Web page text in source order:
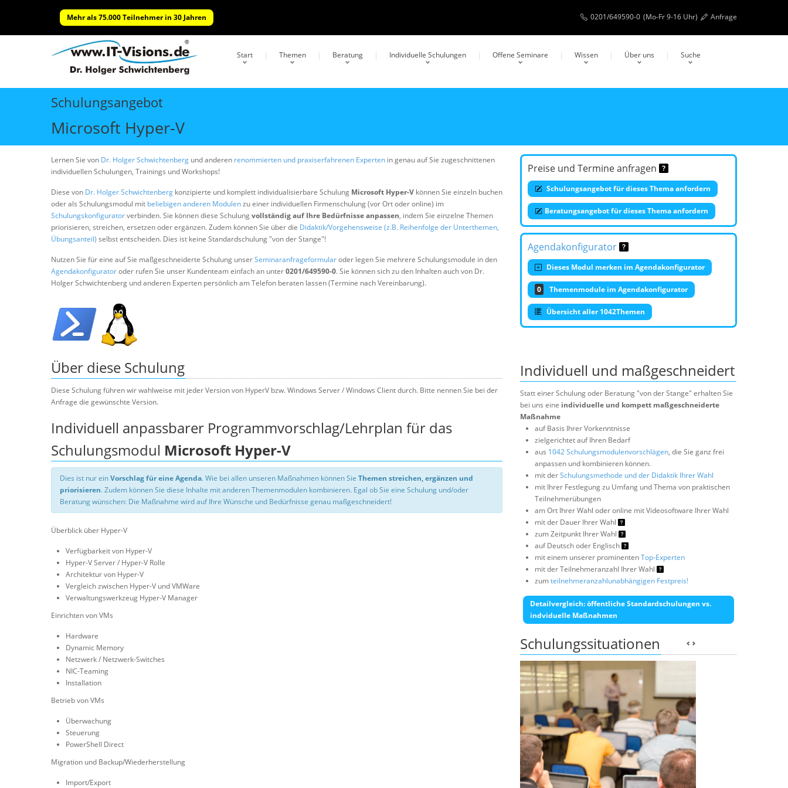
Mehr als 75.000 Teilnehmer in 30 Jahren 0201/649590-0 (Mo-Fr 9-16 Uhr) Anfrage
Start Themen Beratung Individuelle Schulungen Offene Seminare Wissen Über uns Suche
Schulungsangebot
Microsoft Hyper-V
Lernen Sie von Dr. Holger Schwichtenberg und anderen renommierten und praxiserfahrenen Experten in genau auf Sie zugeschnittenen
individuellen Schulungen, Trainings und Workshops!
Diese von Dr. Holger Schwichtenberg konzipierte und komplett individualisierbare Schulung Microsoft Hyper-V können Sie einzeln buchen
oder als Schulungsmodul mit beliebigen anderen Modulenzu einer individuellen Firmenschulung (vor Ort oder online) im
Schulungskonfiguratorverbinden. Sie können diese Schulungvollständig auf Ihre Bedürfnisse anpassen, indem Sie einzelne Themen
priorisieren, streichen, ersetzen oder ergänzen. Zudem können Sie über die Didaktik/Vorgehensweise (z.B. Reihenfolge der Unterthemen,
Übungsanteil) selbst entscheiden. Dies ist keine Standardschulung "von der Stange"!
Nutzen Sie für eine auf Sie maßgeschneiderte Schulung unserSeminaranfrageformularoder legen Sie mehrere Schulungsmodule in den
Agendakonfiguratoroder rufen Sie unser Kundenteam einfach an unter0201/649590-0. Sie können sich zu den Inhalten auch von Dr.
Holger Schwichtenberg und anderen Experten persönlich am Telefon beraten lassen (Termine nach Vereinbarung).
Preise und Termine anfragen
Schulungsangebot für dieses Thema anfordern
Beratungsangebot für dieses Thema anfordern
Agendakonfigurator
Dieses Modul merken im Agendakonfigurator
0 Themenmodule im Agendakonfigurator
Übersicht aller 1042Themen
Über diese Schulung
Diese Schulung führen wir wahlweise mit jeder Version von HyperV bzw. Windows Server / Windows Client durch. Bitte nennen Sie bei der
Anfrage die gewünschte Version.
Individuell anpassbarer Programmvorschlag/Lehrplan für das
Schulungsmodul Microsoft Hyper-V
Dies ist nur einVorschlag für eine Agenda. Wie bei allen unseren Maßnahmen können Sie Themen streichen, ergänzen und
priorisieren. Zudem können Sie diese Inhalte mit anderen Themenmodulen kombinieren. Egal ob Sie eine Schulung und/oder
Beratung wünschen: Die Maßnahme wird auf Ihre Wünsche und Bedürfnisse genau maßgeschneidert!
Überblick über Hyper-V
Verfügbarkeit von Hyper-V
Hyper-V Server / Hyper-V Rolle
Architektur von Hyper-V
Vergleich zwischen Hyper-V und VMWare
Verwaltungswerkzeug Hyper-V Manager
Einrichten von VMs
Hardware
Dynamic Memory
Netzwerk / Netzwerk-Switches
NIC-Teaming
Installation
Betrieb von VMs
Überwachung
Steuerung
PowerShell Direct
Migration und Backup/Wiederherstellung
Import/Export
Individuell und maßgeschneidert
Statt einer Schulung oder Beratung "von der Stange" erhalten Sie
bei uns eine individuelle und kompett maßgeschneiderte
Maßnahme
auf Basis Ihrer Vorkenntnisse
zielgerichtet auf Ihren Bedarf
aus 1042 Schulungsmodulenvorschlägen, die Sie ganz frei
anpassen und kombinieren können.
mit derSchulungsmethode und der Didaktik Ihrer Wahl
mit Ihrer Festlegung zu Umfang und Thema von praktischen
Teilnehmerübungen
am Ort Ihrer Wahl oder online mit Videosoftware Ihrer Wahl
mit der Dauer Ihrer Wahl
zum Zeitpunkt Ihrer Wahl
auf Deutsch oder Englisch
mit einem unserer prominentenTop-Experten
mit der Teilnehmeranzahl Ihrer Wahl
zumteilnehmeranzahlunabhängigen Festpreis!
Detailvergleich: öffentliche Standardschulungen vs.
indviduelle Maßnahmen
Schulungssituationen